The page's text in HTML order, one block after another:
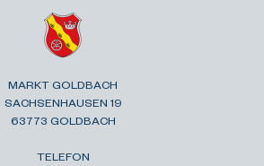
MARKT GOLDBACH
SACHSENHAUSEN 19
63773 GOLDBACH
TELEFON